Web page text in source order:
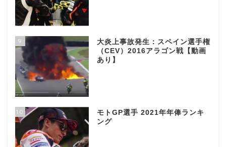
9
大炎上事故発生：スペイン選手権
（CEV）2016アラゴン戦【動画
あり】
10
モトGP選手 2021年年俸ランキ
ング